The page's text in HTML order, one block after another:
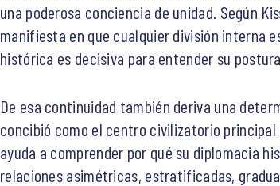
una poderosa conciencia de unidad. Según
manifiesta en que cualquier división interna
histórica es decisiva para entender su
De esa continuidad también deriva una
concibió como el centro civilizatorio principal
ayuda a comprender por qué su diplomacia
relaciones asimétricas, estratificadas,